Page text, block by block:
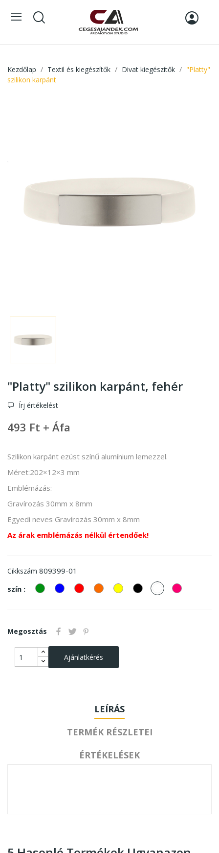
Kezdőlap Textil és kiegészítők Divat kiegészítők
"Platty"
szilikon karpánt
"Platty" szilikon karpánt, fehér
Írj értékelést
493 Ft + Áfa
Szilikon karpánt ezüst színű alumínium lemezzel.
Méret:202×12×3 mm
Emblémázás:
Gravírozás 30mm x 8mm
Egyedi neves Gravírozás 30mm x 8mm
Az árak emblémázás nélkül értendőek!
Cikkszám 809399-01
szín :
zöld kek piros Narancssárga
SárgaFeketefehér Pink
Megosztás
Ajánlatkérés
LEÍRÁS
TERMÉK RÉSZLETEI
ÉRTÉKELÉSEK